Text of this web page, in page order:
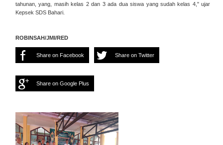
tahunan, yang, masih kelas 2 dan 3 ada dua siswa yang sudah kelas 4," ujar
Kepsek SDS Bahari.
ROBINSAH/JMI/RED
Share on Facebook Share on Twitter
Share on Google Plus